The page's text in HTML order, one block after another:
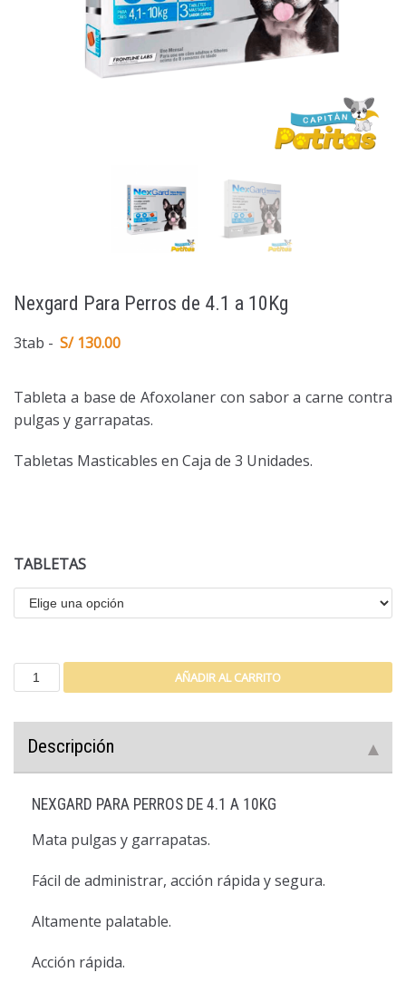
Nexgard Para Perros de 4.1 a 10Kg
3tab S/ 130.00
Tableta a base de Afoxolaner con sabor a carne contra
pulgas y garrapatas.
Tabletas Masticables en Caja de 3 Unidades.
TABLETAS
AÑADIR AL CARRITO
Descripción
NEXGARD PARA PERROS DE 4.1 A 10KG
Mata pulgas y garrapatas.
Fácil de administrar, acción rápida y segura.
Altamente palatable.
Acción rápida.